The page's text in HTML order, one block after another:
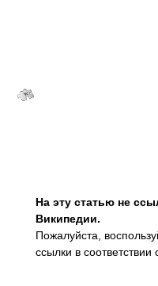
На эту статью не
Википедии.
Пожалуйста,
ссылки в